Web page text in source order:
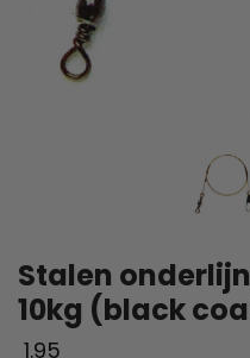
Stalen
10kg (black
1.95